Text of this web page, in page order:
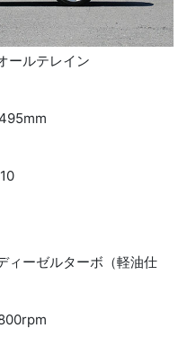
ールテレイン
ィーゼルターボ（軽油仕